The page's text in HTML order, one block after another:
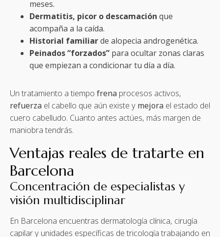
meses.
Dermatitis, picor o descamación que
acompaña a la caída.
Historial familiarde alopecia androgenética.
Peinados “forzados” para ocultar zonas claras
que empiezan a condicionar tu día a día.
Un tratamiento a tiempo frena procesos activos,
refuerza el cabello que aún existe y mejora el estado del
cuero cabelludo. Cuanto antes actúes, más margen de
maniobra tendrás.
Ventajas reales de tratarte en
Barcelona
Concentración de especialistas y
visión multidisciplinar
En Barcelona encuentras dermatología clínica, cirugía
capilar y unidades específicas de tricología trabajando en